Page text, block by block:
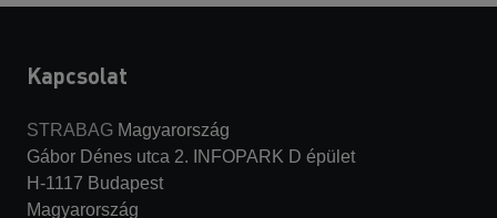
Kapcsolat
STRABAG Magyarország
Gábor Dénes utca 2. INFOPARK D épület
H-1117 Budapest
Magyarország